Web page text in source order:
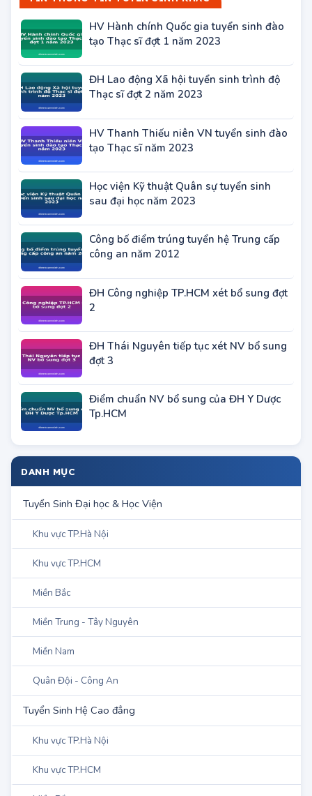
TIN THÔNG TIN TUYỂN SINH KHÁC
tạo Thạc sĩ đợt 1 năm 2023
Thạc sĩ đợt 2 năm 2023
tạo Thạc sĩ năm 2023
sau đại học năm 2023
công an năm 2012
đợt 3
Tp.HCM
DANH MỤC
Tuyển Sinh Đại học & Học Viện
Khu vực TP.Hà Nội
Khu vực TP.HCM
Miền Bắc
Miền Trung - Tây Nguyên
Miền Nam
Quân Đội - Công An
Tuyển Sinh Hệ Cao đẳng
Khu vực TP.Hà Nội